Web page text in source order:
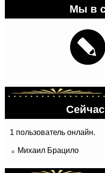
Мы в
1 пользователь онлайн.
Михаил Брацило